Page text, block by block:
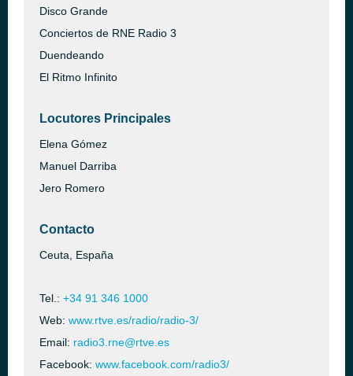
Disco Grande
Conciertos de RNE Radio 3
Duendeando
El Ritmo Infinito
Locutores Principales
Elena Gómez
Manuel Darriba
Jero Romero
Contacto
Ceuta, España
Tel.: +34 91 346 1000
Web: www.rtve.es/radio/radio-3/
Email: radio3.rne@rtve.es
Facebook: www.facebook.com/radio3/